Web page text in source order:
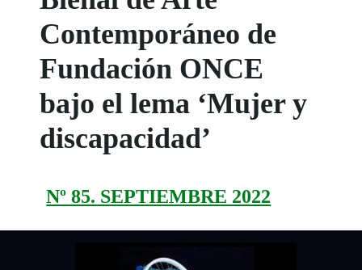
Contemporáneo de
Fundación ONCE
bajo el lema ‘Mujer y
discapacidad’
Nº 85. SEPTIEMBRE 2022